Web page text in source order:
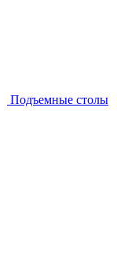
Подъемные столы